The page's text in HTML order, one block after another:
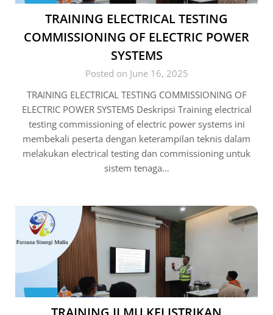
TRAINING ELECTRICAL TESTING
COMMISSIONING OF ELECTRIC POWER
SYSTEMS
Posted on June 16, 2025
TRAINING ELECTRICAL TESTING COMMISSIONING OF
ELECTRIC POWER SYSTEMS Deskripsi Training electrical
testing commissioning of electric power systems ini
membekali peserta dengan keterampilan teknis dalam
melakukan electrical testing dan commissioning untuk
sistem tenaga…